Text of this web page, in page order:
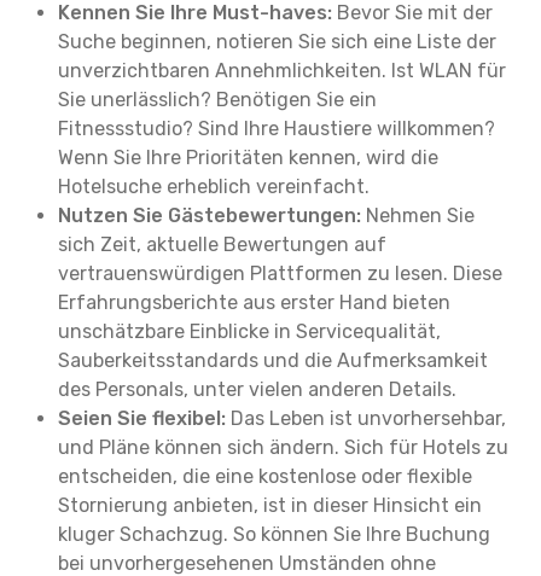
Kennen Sie Ihre Must-haves: Bevor Sie mit der
Suche beginnen, notieren Sie sich eine Liste der
unverzichtbaren Annehmlichkeiten. Ist WLAN für
Sie unerlässlich? Benötigen Sie ein
Fitnessstudio? Sind Ihre Haustiere willkommen?
Wenn Sie Ihre Prioritäten kennen, wird die
Hotelsuche erheblich vereinfacht.
Nutzen Sie Gästebewertungen: Nehmen Sie
sich Zeit, aktuelle Bewertungen auf
vertrauenswürdigen Plattformen zu lesen. Diese
Erfahrungsberichte aus erster Hand bieten
unschätzbare Einblicke in Servicequalität,
Sauberkeitsstandards und die Aufmerksamkeit
des Personals, unter vielen anderen Details.
Seien Sie flexibel: Das Leben ist unvorhersehbar,
und Pläne können sich ändern. Sich für Hotels zu
entscheiden, die eine kostenlose oder flexible
Stornierung anbieten, ist in dieser Hinsicht ein
kluger Schachzug. So können Sie Ihre Buchung
bei unvorhergesehenen Umständen ohne